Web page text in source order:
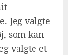
Jeg valgte
som kan
valgte et